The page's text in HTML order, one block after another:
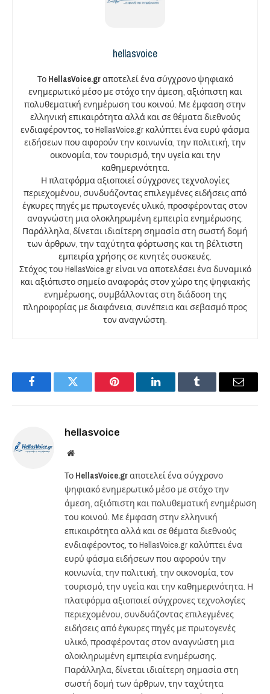
hellasvoice
Το HellasVoice.grαποτελεί ένα σύγχρονο ψηφιακό
ενημερωτικό μέσο με στόχο την άμεση, αξιόπιστη και
πολυθεματική ενημέρωση του κοινού. Με έμφαση στην
ελληνική επικαιρότητα αλλά και σε θέματα διεθνούς
ενδιαφέροντος, το HellasVoice.gr καλύπτει ένα ευρύ φάσμα
ειδήσεων που αφορούν την κοινωνία, την πολιτική, την
οικονομία, τον τουρισμό, την υγεία και την
καθημερινότητα.
Η πλατφόρμα αξιοποιεί σύγχρονες τεχνολογίες
περιεχομένου, συνδυάζοντας επιλεγμένες ειδήσεις από
έγκυρες πηγές με πρωτογενές υλικό, προσφέροντας στον
αναγνώστη μια ολοκληρωμένη εμπειρία ενημέρωσης.
Παράλληλα, δίνεται ιδιαίτερη σημασία στη σωστή δομή
των άρθρων, την ταχύτητα φόρτωσης και τη βέλτιστη
εμπειρία χρήσης σε κινητές συσκευές.
Στόχος του HellasVoice.gr είναι να αποτελέσει ένα δυναμικό
και αξιόπιστο σημείο αναφοράς στον χώρο της ψηφιακής
ενημέρωσης, συμβάλλοντας στη διάδοση της
πληροφορίας με διαφάνεια, συνέπεια και σεβασμό προς
τον αναγνώστη.
FacebookTwitter Pinterest LinkedInTumblr Email
hellasvoice
Website
Το HellasVoice.grαποτελεί ένα σύγχρονο
ψηφιακό ενημερωτικό μέσο με στόχο την
άμεση, αξιόπιστη και πολυθεματική ενημέρωση
του κοινού. Με έμφαση στην ελληνική
επικαιρότητα αλλά και σε θέματα διεθνούς
ενδιαφέροντος, το HellasVoice.gr καλύπτει ένα
ευρύ φάσμα ειδήσεων που αφορούν την
κοινωνία, την πολιτική, την οικονομία, τον
τουρισμό, την υγεία και την καθημερινότητα. Η
πλατφόρμα αξιοποιεί σύγχρονες τεχνολογίες
περιεχομένου, συνδυάζοντας επιλεγμένες
ειδήσεις από έγκυρες πηγές με πρωτογενές
υλικό, προσφέροντας στον αναγνώστη μια
ολοκληρωμένη εμπειρία ενημέρωσης.
Παράλληλα, δίνεται ιδιαίτερη σημασία στη
σωστή δομή των άρθρων, την ταχύτητα